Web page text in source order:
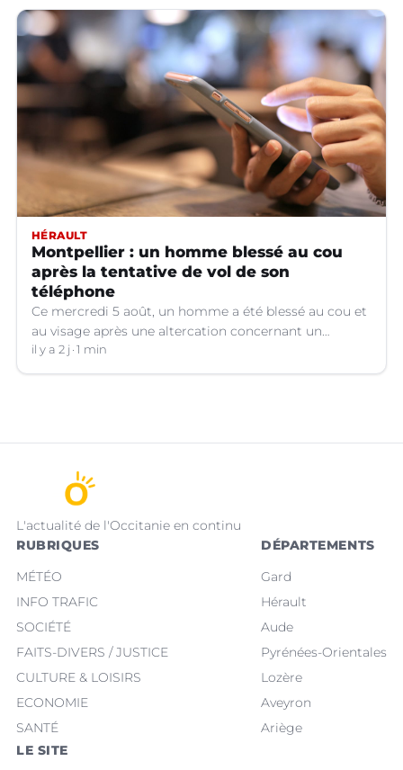
HÉRAULT
Montpellier : un homme blessé au cou
après la tentative de vol de son
téléphone
Ce mercredi 5 août, un homme a été blessé au cou et
au visage après une altercation concernant un
téléphone portable à Montpellier (Hérault).
il y a 2 j 1 min
L'actualité de l'Occitanie en continu
RUBRIQUES
MÉTÉO
INFO TRAFIC
SOCIÉTÉ
FAITS-DIVERS / JUSTICE
CULTURE & LOISIRS
ECONOMIE
SANTÉ
DÉPARTEMENTS
Gard
Hérault
Aude
Pyrénées-Orientales
Lozère
Aveyron
Ariège
LE SITE